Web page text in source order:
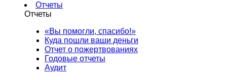
Отчеты
Отчеты
«Вы помогли, спасибо!»
Куда пошли ваши деньги
Отчет о пожертвованиях
Годовые отчеты
Аудит